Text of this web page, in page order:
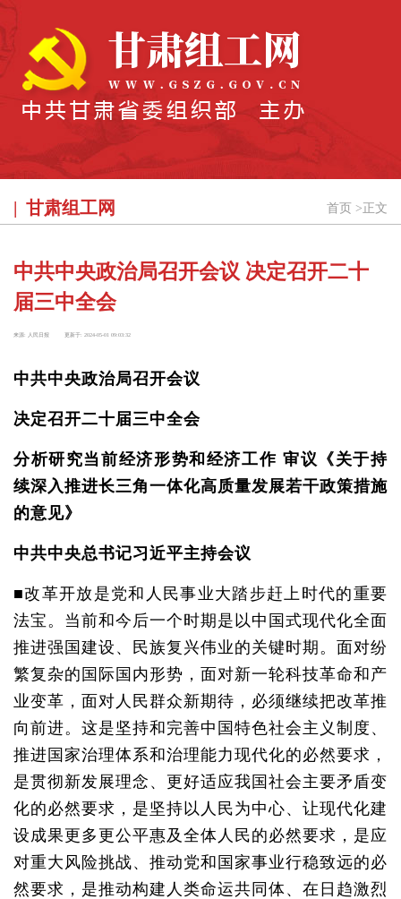
甘肃组工网 首页 > 正文
中共中央政治局召开会议 决定召开二十
届三中全会
来源: 人民日报 更新于: 2024-05-01 09:03:32
中共中央政治局召开会议
决定召开二十届三中全会
分析研究当前经济形势和经济工作 审议《关于持
续深入推进长三角一体化高质量发展若干政策措施
的意见》
中共中央总书记习近平主持会议
■改革开放是党和人民事业大踏步赶上时代的重要
法宝。当前和今后一个时期是以中国式现代化全面
推进强国建设、民族复兴伟业的关键时期。面对纷
繁复杂的国际国内形势，面对新一轮科技革命和产
业变革，面对人民群众新期待，必须继续把改革推
向前进。这是坚持和完善中国特色社会主义制度、
推进国家治理体系和治理能力现代化的必然要求，
是贯彻新发展理念、更好适应我国社会主要矛盾变
化的必然要求，是坚持以人民为中心、让现代化建
设成果更多更公平惠及全体人民的必然要求，是应
对重大风险挑战、推动党和国家事业行稳致远的必
然要求，是推动构建人类命运共同体、在日趋激烈